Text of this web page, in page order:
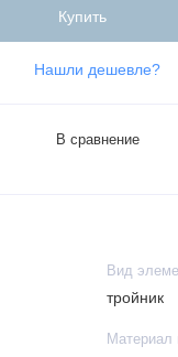
Купить
Нашли дешевле?
В сравнение
Вид
тройник
Материал